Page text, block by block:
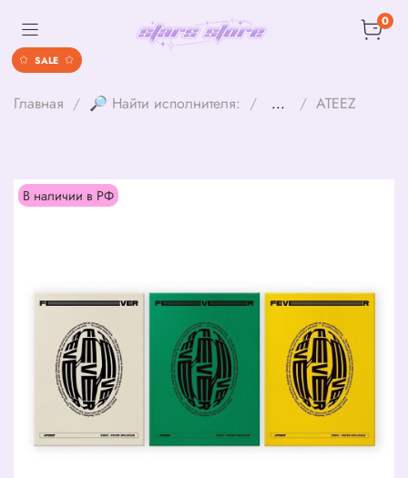
0
Главная 🔎 Найти исполнителя: ... ATEEZ
В наличии в РФ